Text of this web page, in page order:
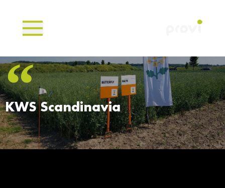
KWS Scandinavia